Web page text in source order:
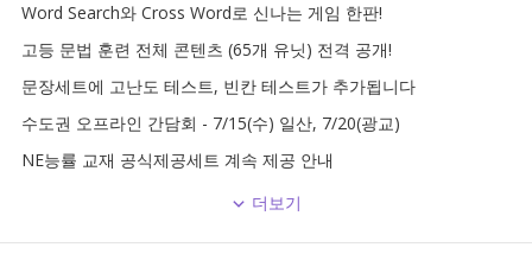
Word Search와 Cross Word로 신나는 게임 한판!
고등 문법 훈련 전체 콘텐츠 (65개 유닛) 전격 공개!
문장세트에 고난도 테스트, 빈칸 테스트가 추가됩니다
수도권 오프라인 간담회 - 7/15(수) 일산, 7/20(광교)
NE능률 교재 공식제공세트 계속 제공 안내
더보기